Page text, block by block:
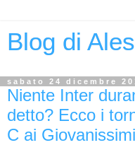
Blog di
sabato 24 dicembre
Niente Inter
detto? Ecco i
C ai